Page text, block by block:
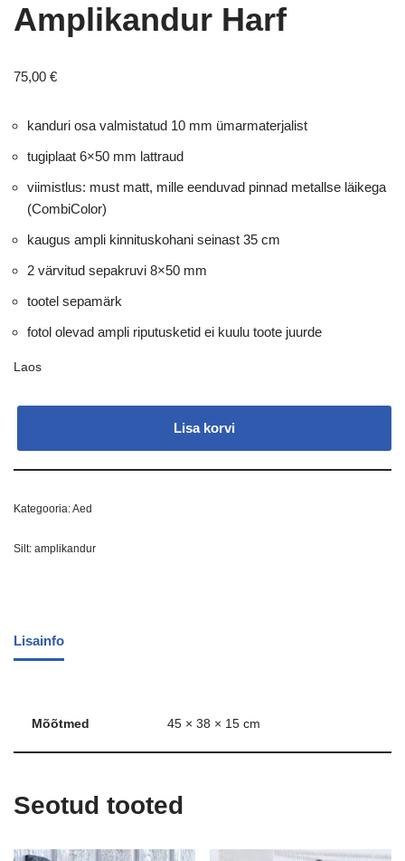
Amplikandur Harf
75,00 €
kanduri osa valmistatud 10 mm ümarmaterjalist
tugiplaat 6×50 mm lattraud
viimistlus: must matt, mille eenduvad pinnad metallse läikega
(CombiColor)
kaugus ampli kinnituskohani seinast 35 cm
2 värvitud sepakruvi 8×50 mm
tootel sepamärk
fotol olevad ampli riputusketid ei kuulu toote juurde
Laos
Lisa korvi
Kategooria:Aed
Silt: amplikandur
Lisainfo
Mõõtmed 45 × 38 × 15 cm
Seotud tooted